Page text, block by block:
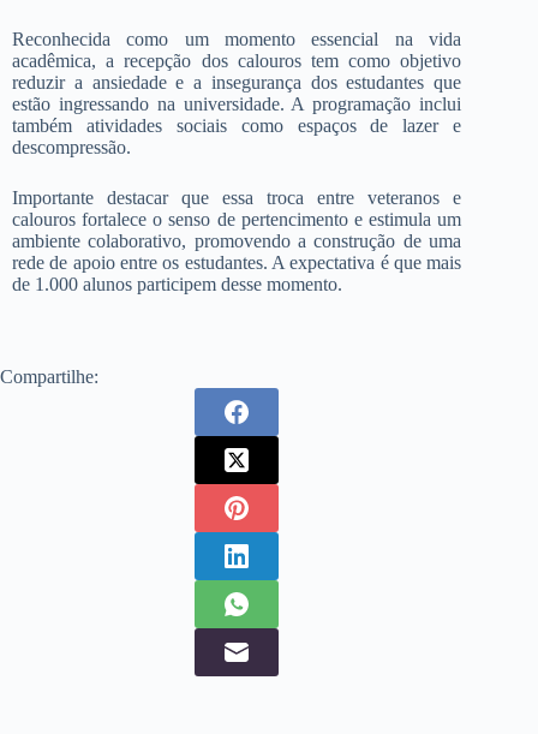
Reconhecida como um momento essencial na vida
acadêmica, a recepção dos calouros tem como objetivo
reduzir a ansiedade e a insegurança dos estudantes que
estão ingressando na universidade. A programação inclui
também atividades sociais como espaços de lazer e
descompressão.
Importante destacar que essa troca entre veteranos e
calouros fortalece o senso de pertencimento e estimula um
ambiente colaborativo, promovendo a construção de uma
rede de apoio entre os estudantes. A expectativa é que mais
de 1.000 alunos participem desse momento.
Compartilhe: